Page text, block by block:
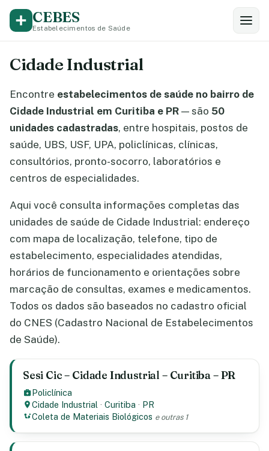
CEBES
Estabelecimentos de Saúde
Cidade Industrial
Encontre estabelecimentos de saúde no bairro de
Cidade Industrial em Curitiba e PR — são 50
unidades cadastradas, entre hospitais, postos de
saúde, UBS, USF, UPA, policlínicas, clínicas,
consultórios, pronto-socorro, laboratórios e
centros de especialidades.
Aqui você consulta informações completas das
unidades de saúde de Cidade Industrial: endereço
com mapa de localização, telefone, tipo de
estabelecimento, especialidades atendidas,
horários de funcionamento e orientações sobre
marcação de consultas, exames e medicamentos.
Todos os dados são baseados no cadastro oficial
do CNES (Cadastro Nacional de Estabelecimentos
de Saúde).
Sesi Cic – Cidade Industrial – Curitiba – PR
Policlínica
Cidade Industrial ·Curitiba · PR
Coleta de Materiais Biológicos e outras 1